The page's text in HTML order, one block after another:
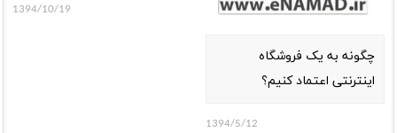
چگونه به یک فروشگاه
اینترنتی اعتماد کنیم؟
1394/5/12
1394/10/19